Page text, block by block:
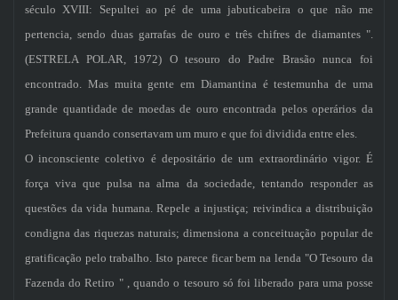
século XVIII: Sepultei ao pé de uma jabuticabeira o que não me
pertencia, sendo duas garrafas de ouro e três chifres de diamantes ".
(ESTRELA POLAR, 1972) O tesouro do Padre Brasão nunca foi
encontrado. Mas muita gente em Diamantina é testemunha de uma
grande quantidade de moedas de ouro encontrada pelos operários da
Prefeitura quando consertavam um muro e que foi dividida entre eles.
O inconsciente coletivo é depositário de um extraordinário vigor. É
força viva que pulsa na alma da sociedade, tentando responder as
questões da vida humana. Repele a injustiça; reivindica a distribuição
condigna das riquezas naturais; dimensiona a conceituação popular de
gratificação pelo trabalho. Isto parece ficar bem na lenda "O Tesouro da
Fazenda do Retiro " , quando o tesouro só foi liberado para uma posse